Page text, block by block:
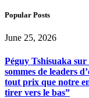
Popular Posts
June 25, 2026
Péguy Tshisuaka
sommes de leaders
tout prix que notre
tirer vers le bas”